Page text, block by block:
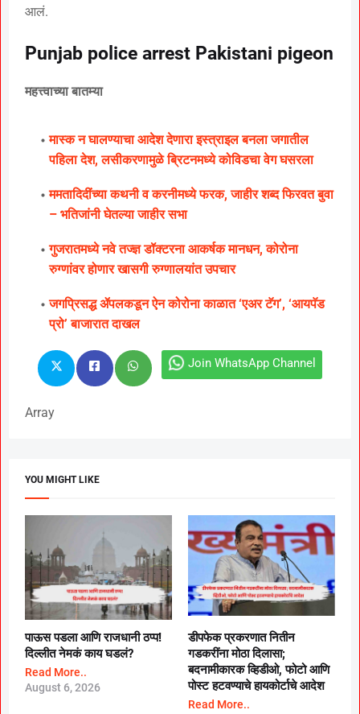
आलं.
Punjab police arrest Pakistani pigeon
महत्त्वाच्या बातम्या
मास्क न घालण्याचा आदेश देणारा इस्त्राइल बनला जगातील
पहिला देश, लसीकरणामुळे ब्रिटनमध्ये कोविडचा वेग घसरला
ममतादिदींच्या कथनी व करनीमध्ये फरक, जाहीर शब्द फिरवत बुवा
– भतिजांनी घेतल्या जाहीर सभा
गुजरातमध्ये नवे तज्ज्ञ डॉक्टरना आकर्षक मानधन, कोरोना
रुग्णांवर होणार खासगी रुग्णालयांत उपचार
जगप्रिसद्ध ॲपलकडून ऐन कोरोना काळात ‘एअर टॅग’, ‘आयपॅड
प्रो’ बाजारात दाखल
Join WhatsApp Channel
Array
YOU MIGHT LIKE
पाऊस पडला आणि राजधानी ठप्प!
दिल्लीत नेमकं काय घडलं?
Read More..
August 6, 2026
डीपफेक प्रकरणात नितीन
गडकरींना मोठा दिलासा;
बदनामीकारक व्हिडीओ, फोटो आणि
पोस्ट हटवण्याचे हायकोर्टाचे आदेश
Read More..